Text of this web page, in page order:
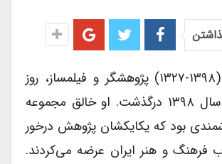
حمید سهیلی (۱۳۹۸-۱۳۲۷) پژوهشگر و فیلمساز، روز
سی‌ام شهریور سال ۱۳۹۸ درگذشت. او خالق مجموعه
بود که یکایکشان پژوهش درخور
فرهنگ و هنر ایران عرضه می‌کردند.